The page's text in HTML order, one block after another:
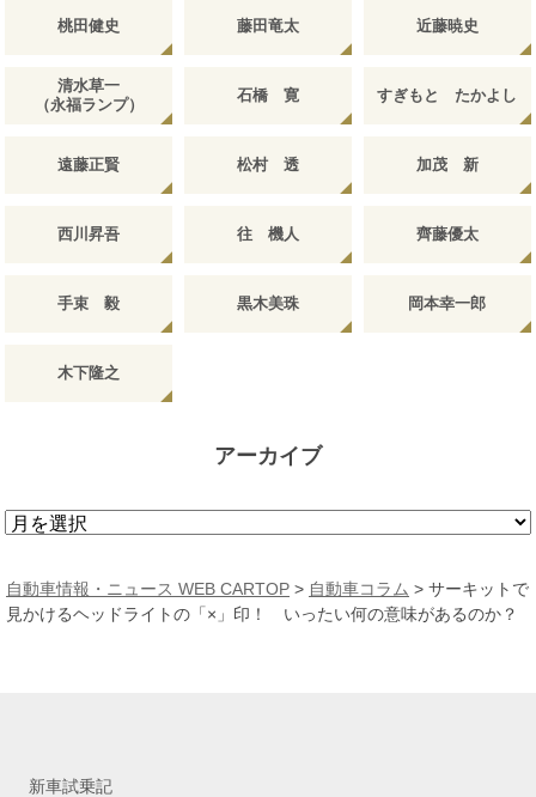
桃田健史 藤田竜太 近藤暁史
清水草一
（永福ランプ）
石橋 寛 すぎもと たかよし
遠藤正賢 松村 透 加茂 新
西川昇吾 往 機人 齊藤優太
手束 毅 黒木美珠 岡本幸一郎
木下隆之
アーカイブ
ア
カ
イ
自動車情報・ニュース WEB CARTOP > 自動車コラム > サーキットで
見かけるヘッドライトの「×」印！ いったい何の意味があるのか？
新車試乗記